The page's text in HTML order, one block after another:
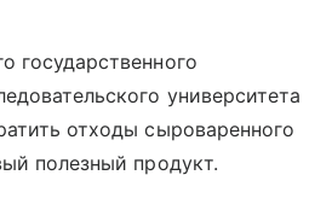
государственного
университета
отходы сыроваренного
полезный продукт.